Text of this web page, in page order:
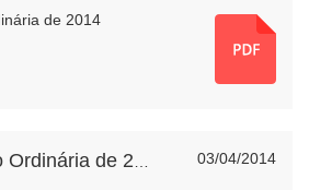
de 2014
03/04/2014